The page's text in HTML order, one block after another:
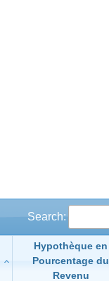
Search:
Hypothèque en
Pourcentage du
Revenu